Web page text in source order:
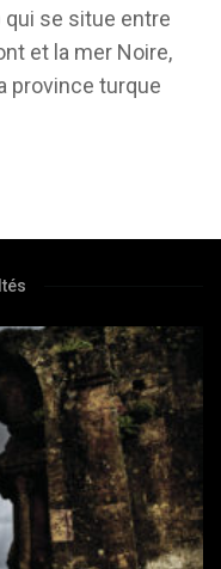
se situe entre
et la mer Noire,
province turque